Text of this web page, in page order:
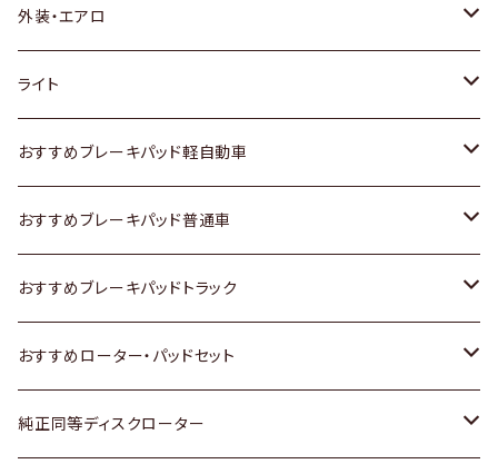
トヨタ
ホンダ
スズキ
日産
いすゞ
ダイハツ
マツダ
外装・エアロ
トヨタ
ホンダ
スズキ
日産
いすゞ
ダイハツ
ライト
トヨタ
スズキ
日産
いすゞ
ダイハツ
おすすめブレーキパッド軽自動車
トヨタ
ホンダ
スズキ
日産
おすすめブレーキパッド普通車
トヨタ
ホンダ
スズキ
おすすめブレーキパッドトラック
トヨタ
日産
おすすめローター・パッドセット
トヨタ
純正同等ディスクローター